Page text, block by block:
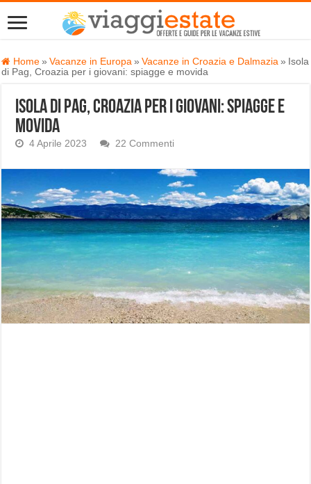
Home » Vacanze in Europa » Vacanze in Croazia e Dalmazia » Isola
di Pag, Croazia per i giovani: spiagge e movida
Isola di Pag, Croazia per i giovani: spiagge e
movida
4 Aprile 2023 22 Commenti